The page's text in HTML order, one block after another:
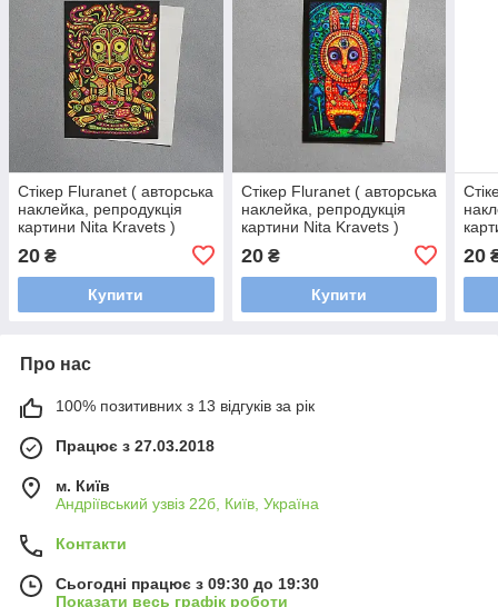
Стікер Fluranet ( авторська
наклейка, репродукція
картини Nita Kravets )
20 ₴
Купити
Стікер Fluranet ( авторська
наклейка, репродукція
картини Nita Kravets )
20₴
Купити
20
Про нас
100% позитивних з 13 відгуків за рік
Працює з 27.03.2018
м. Київ
Андріївський узвіз 22б, Київ, Україна
Контакти
Сьогодні працює з 09:30 до 19:30
Показати весь графік роботи